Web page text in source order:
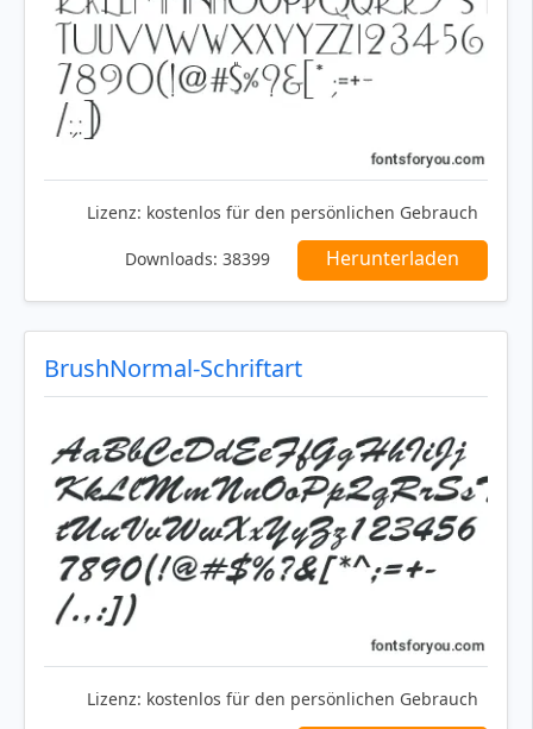
Lizenz: kostenlos für den persönlichen Gebrauch
Downloads: 38399 Herunterladen
BrushNormal-Schriftart
Lizenz: kostenlos für den persönlichen Gebrauch